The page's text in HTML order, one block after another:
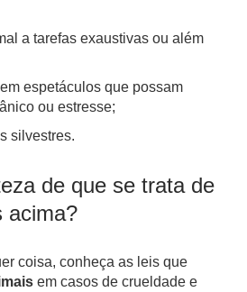
a tarefas exaustivas ou além
espetáculos que possam
ou estresse;
silvestres.
de que se trata de
acima?
coisa, conheça as leis que
em casos de crueldade e